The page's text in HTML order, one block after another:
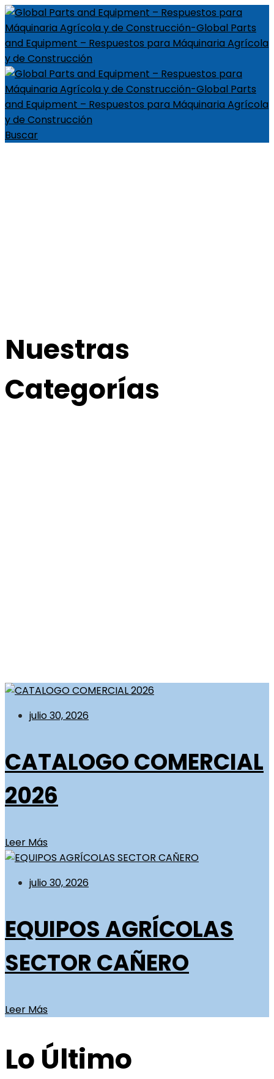
Buscar
Nuestras
Categorías
julio 30, 2026
CATALOGO COMERCIAL
2026
Leer Más
julio 30, 2026
EQUIPOS AGRÍCOLAS
SECTOR CAÑERO
Leer Más
Lo Último